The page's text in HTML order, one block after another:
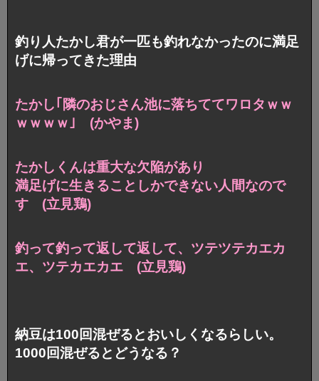
釣り人たかし君が一匹も釣れなかったのに満足
げに帰ってきた理由
たかし｢隣のおじさん池に落ちててワロタｗｗ
ｗｗｗｗ｣ (かやま)
たかしくんは重大な欠陥があり
満足げに生きることしかできない人間なので
す (立見鶏)
釣って釣って返して返して、 ツテツテカエカ
エ、ツテカエカエ (立見鶏)
納豆は100回混ぜるとおいしくなるらしい。
1000回混ぜるとどうなる？